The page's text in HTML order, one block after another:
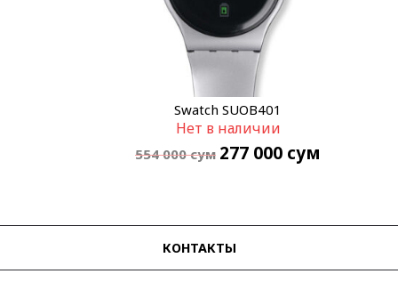
Swatch SUOB401
Нет в наличии
554 000сум 277 000 сум
КОНТАКТЫ